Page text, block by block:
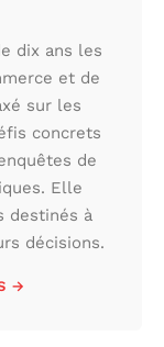
dix ans les
et de
sur les
concrets
de
Elle
destinés à
décisions.
→